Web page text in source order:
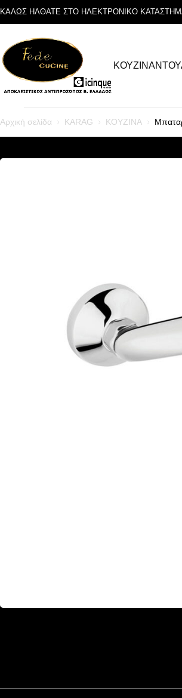
ΚΑΛΩΣ ΗΛΘΑΤΕ ΣΤΟ ΗΛΕΚΤΡΟΝΙΚΟ ΚΑΤΑΣΤΗΜΑ
ΚΟΥΖΙΝΑ
Αρχική σελίδα KARAG ΚΟΥΖΙΝΑ